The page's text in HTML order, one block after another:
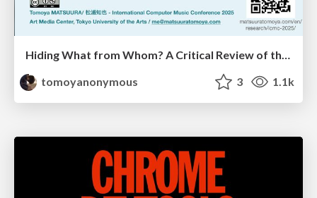
Hiding What from Whom? A Critical Review of the History of Programming languages for Music
tomoyanonymous
3 1.1k